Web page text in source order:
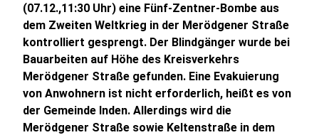
(07.12.,11:30 Uhr) eine Fünf-Zentner-Bombe aus
dem Zweiten Weltkrieg in der Merödgener Straße
kontrolliert gesprengt. Der Blindgänger wurde bei
Bauarbeiten auf Höhe des Kreisverkehrs
Merödgener Straße gefunden. Eine Evakuierung
von Anwohnern ist nicht erforderlich, heißt es von
der Gemeinde Inden. Allerdings wird die
Merödgener Straße sowie Keltenstraße in dem